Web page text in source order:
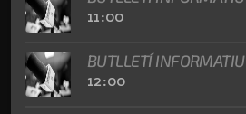
11:00
BUTLLETÍ INFORMATIU
12:00